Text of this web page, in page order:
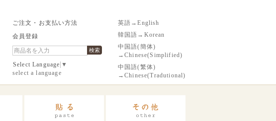
ご注文・お支払い方法
会員登録
検索
Select Language ▼
select a language
英語→English
韓国語→Korean
中国語(簡体)
→Chinese(Simplified)
中国語(繁体)
→Chinese(Tradutional)